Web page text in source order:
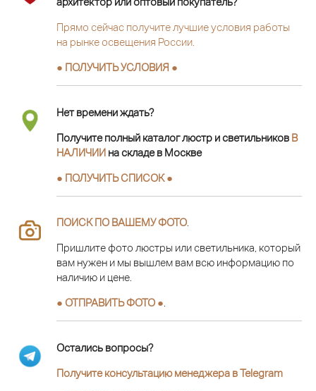
Прямо сейчас получите лучшие условия работы
на рынке освещения России.
● ПОЛУЧИТЬ УСЛОВИЯ ●
Нет времени ждать?
Получите полный каталог люстр и светильников В
НАЛИЧИИ на складе в Москве
● ПОЛУЧИТЬ СПИСОК ●
ПОИСК ПО ВАШЕМУ ФОТО
Пришлите фото люстры или светильника, который
вам нужен и мы вышлем вам всю информацию по
наличию и цене.
● ОТПРАВИТЬ ФОТО ●
Остались вопросы?
Получите консультацию менеджера в Telegram